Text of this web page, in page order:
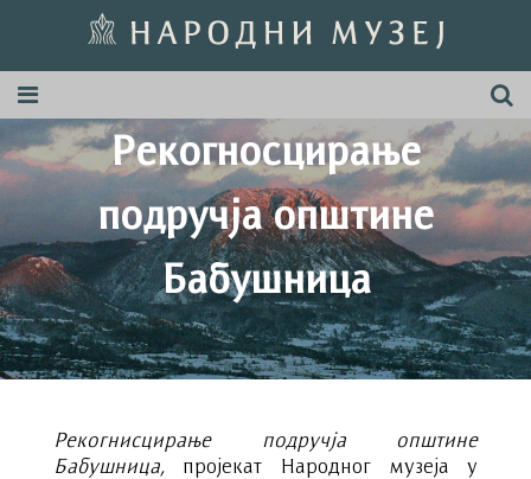
Рекогносцирање
подручја општине
Бабушница
Рекогнисцирање подручја општине
Бабушница, пројекат Народног музеја у